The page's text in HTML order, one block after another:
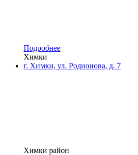
Подробнее
Химки
г. Химки, ул. Родионова, д. 7
Химки район